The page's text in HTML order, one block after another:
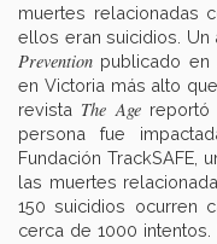
muertes relacionadas
ellos eran suicidios. Un
Prevention publicado en
en Victoria más alto
revista The Agereportó
persona fue
Fundación TrackSAFE,
las muertes
150 suicidios ocurren
cerca de 1000 intentos.